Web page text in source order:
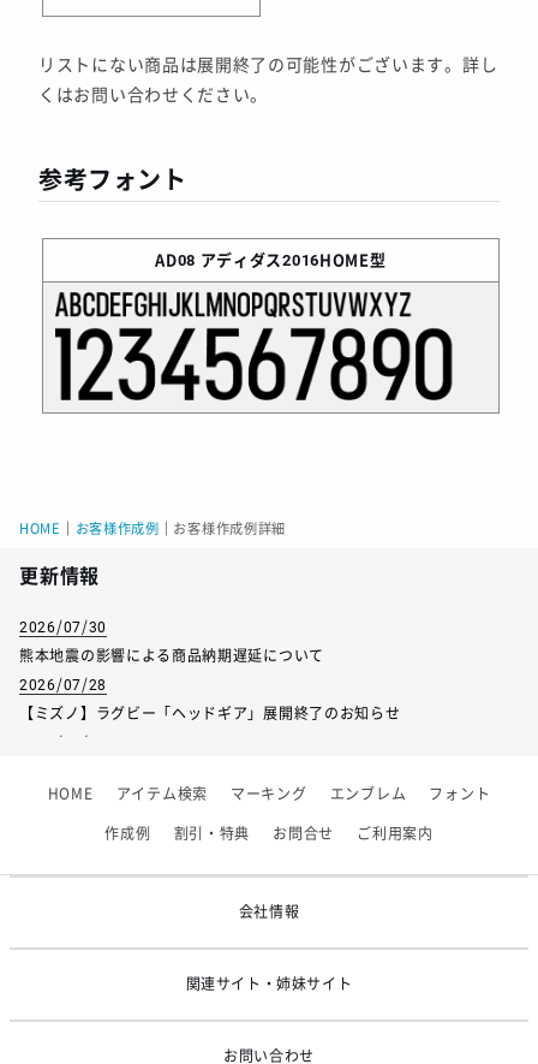
リストにない商品は展開終了の可能性がございます。詳し
くはお問い合わせください。
参考フォント
AD08 アディダス2016HOME型
HOME お客様作成例 お客様作成例詳細
更新情報
2026/07/30
熊本地震の影響による商品納期遅延について
2026/07/28
【ミズノ】ラグビー「ヘッドギア」展開終了のお知らせ
2026/06/09
【アシックス】一部商品「生地の在庫限り」廃盤のお知らせ
HOME アイテム検索 マーキング エンブレム フォント
作成例 割引・特典 お問合せ ご利用案内
会社情報
関連サイト・姉妹サイト
お問い合わせ